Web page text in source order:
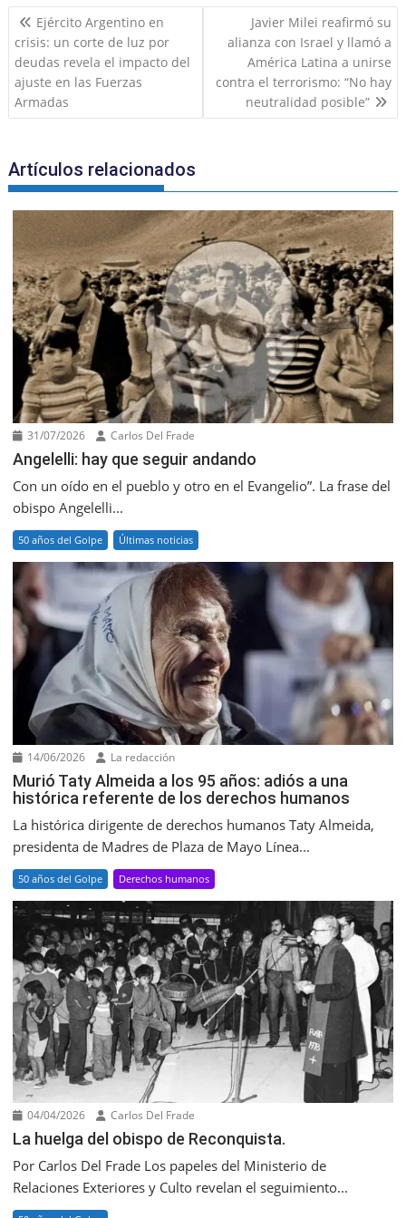
b
o
o
k
M
l
p
p
a
m
dI
n
Navegación
de
entradas
Ejército Argentino en
crisis: un corte de luz por
deudas revela el impacto del
ajuste en las Fuerzas
Armadas
Javier Milei reafirmó su
alianza con Israel y llamó a
América Latina a unirse
contra el terrorismo: “No hay
neutralidad posible”
Artículos relacionados
31/07/2026 Carlos Del Frade
Angelelli: hay que seguir andando
Con un oído en el pueblo y otro en el Evangelio”. La frase del
obispo Angelelli...
50 años del Golpe Últimas noticias
14/06/2026 La redacción
Murió Taty Almeida a los 95 años: adiós a una
histórica referente de los derechos humanos
La histórica dirigente de derechos humanos Taty Almeida,
presidenta de Madres de Plaza de Mayo Línea...
50 años del Golpe Derechos humanos
04/04/2026 Carlos Del Frade
La huelga del obispo de Reconquista.
Por Carlos Del Frade Los papeles del Ministerio de
Relaciones Exteriores y Culto revelan el seguimiento...